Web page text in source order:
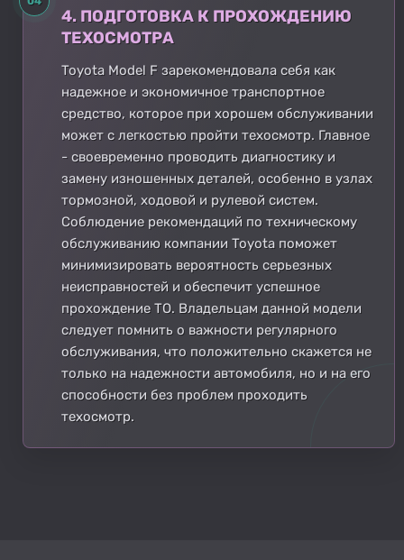
4. ПОДГОТОВКА К ПРОХОЖДЕНИЮ
ТЕХОСМОТРА
Toyota Model F зарекомендовала себя как
надежное и экономичное транспортное
средство, которое при хорошем обслуживании
может с легкостью пройти техосмотр. Главное
- своевременно проводить диагностику и
замену изношенных деталей, особенно в узлах
тормозной, ходовой и рулевой систем.
Соблюдение рекомендаций по техническому
обслуживанию компании Toyota поможет
минимизировать вероятность серьезных
неисправностей и обеспечит успешное
прохождение ТО. Владельцам данной модели
следует помнить о важности регулярного
обслуживания, что положительно скажется не
только на надежности автомобиля, но и на его
способности без проблем проходить
техосмотр.